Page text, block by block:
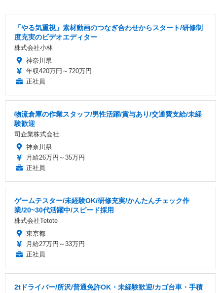
「やる気重視」素材動画のつなぎ合わせからスタート/研修制
度充実のビデオエディター
株式会社小林
神奈川県
年収420万円～720万円
正社員
物流倉庫の作業スタッフ/男性活躍/賞与あり/交通費支給/未経
験歓迎
司企業株式会社
神奈川県
月給26万円～35万円
正社員
ゲームテスター/未経験OK/研修充実/かんたんチェック作
業/20~30代活躍中/スピード採用
株式会社Tetote
東京都
月給27万円～33万円
正社員
2tドライバー/所沢/普通免許OK・未経験歓迎/カゴ台車・手積